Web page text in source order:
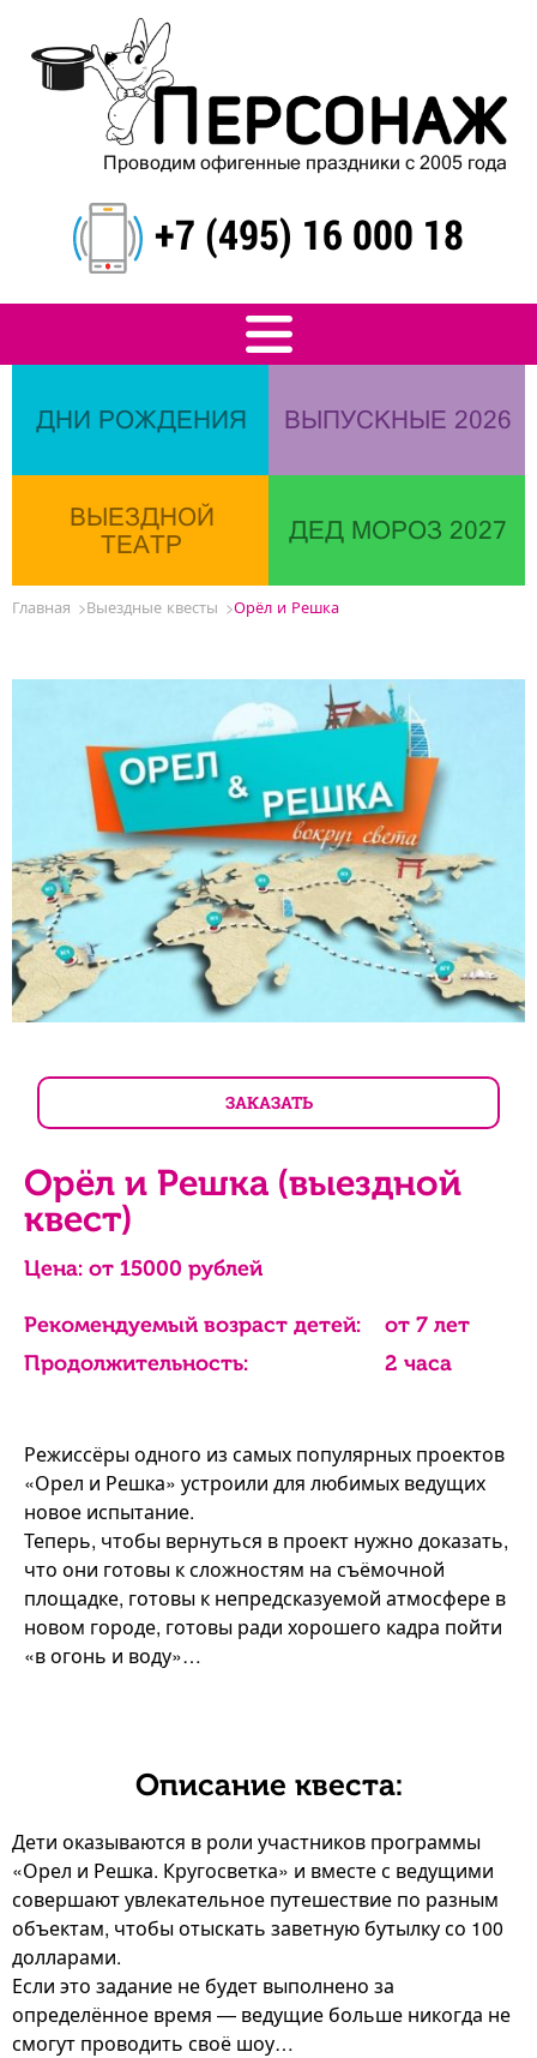
Проводим офигенные праздники с 2005 года
+7 (495) 16 000 18
ДНИ РОЖДЕНИЯ ВЫПУСКНЫЕ 2026
ВЫЕЗДНОЙ
ТЕАТР
ДЕД МОРОЗ 2027
Главная Выездные квесты Орёл и Решка
ЗАКАЗАТЬ
Орёл и Решка (выездной
квест)
Цена: от 15000 рублей
Рекомендуемый возраст детей:
от 7 лет
Продолжительность:
2 часа
Режиссёры одного из самых популярных проектов
«Орел и Решка» устроили для любимых ведущих
новое испытание.
Теперь, чтобы вернуться в проект нужно доказать,
что они готовы к сложностям на съёмочной
площадке, готовы к непредсказуемой атмосфере в
новом городе, готовы ради хорошего кадра пойти
«в огонь и воду»…
Описание квеста:
Дети оказываются в роли участников программы
«Орел и Решка. Кругосветка» и вместе с ведущими
совершают увлекательное путешествие по разным
объектам, чтобы отыскать заветную бутылку со 100
долларами.
Если это задание не будет выполнено за
определённое время — ведущие больше никогда не
смогут проводить своё шоу…